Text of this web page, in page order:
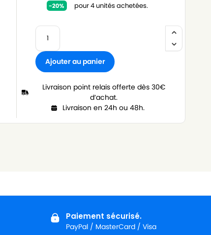
pour 4 unités achetées.
Ajouter au panier
Livraison point relais offerte dès 30€
d’achat.
Livraison en 24h ou 48h.
Paiement sécurisé.
PayPal / MasterCard / Visa